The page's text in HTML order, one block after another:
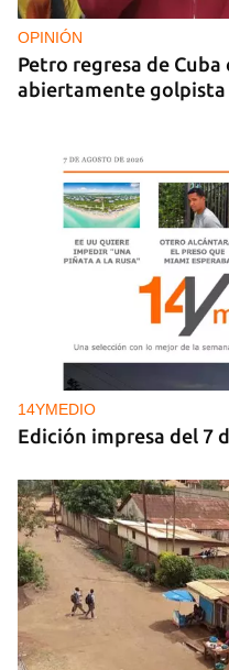
día
OPINIÓN
Petro regresa de
abiertamente golpista
14YMEDIO
Edición impresa del 7